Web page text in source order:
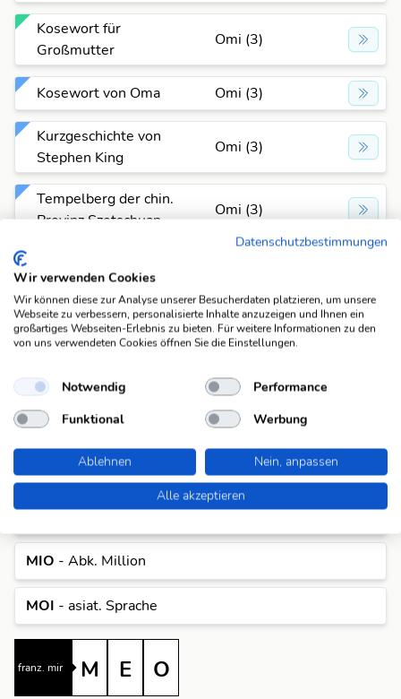
Kosewort für
Großmutter
Omi (3)
Kosewort von Oma Omi (3)
Kurzgeschichte von
Stephen King
Omi (3)
Tempelberg der chin.
Provinz Szetschuan
Omi (3)
Anagramme
Für die Antwort "Omi" gibt es aktuell 4 Anagramme in
passende Beispiel-Lösung an. Wenn du alle Lösungen
sehen möchtest, klicke einfach auf das entsprechende
Anagramm um alle Fragen anzuzeigen, die dazu passen.
IMO- Bundesstaat in Nigeria
ME- franz. mir
MIO - Abk. Million
MOI - asiat. Sprache
franz. mir
I
M
E
I
M
I
M
E
I
M
E
I
M
O
Datenschutzbestimmungen
Wir verwenden Cookies
Wir können diese zur Analyse unserer Besucherdaten platzieren, um unsere
Webseite zu verbessern, personalisierte Inhalte anzuzeigen und Ihnen ein
großartiges Webseiten-Erlebnis zu bieten. Für weitere Informationen zu den
von uns verwendeten Cookies öffnen Sie die Einstellungen.
Notwendig
Performance
Funktional
Werbung
Ablehnen
Nein, anpassen
Alle akzeptieren